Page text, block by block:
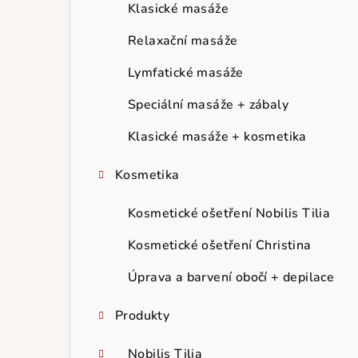
Klasické masáže
Relaxační masáže
Lymfatické masáže
Speciální masáže + zábaly
Klasické masáže + kosmetika
Kosmetika
Kosmetické ošetření Nobilis Tilia
Kosmetické ošetření Christina
Úprava a barvení obočí + depilace
Produkty
Nobilis Tilia